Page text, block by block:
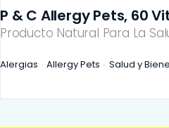
Producto Natural Para La
P & C Allergy Pets, 60
Alergias Allergy Pets Salud y